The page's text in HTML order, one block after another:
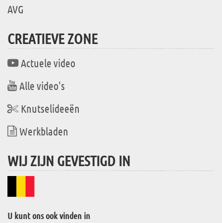
AVG
CREATIEVE ZONE
Actuele video
Alle video's
Knutselideeën
Werkbladen
WIJ ZIJN GEVESTIGD IN
U kunt ons ook vinden in